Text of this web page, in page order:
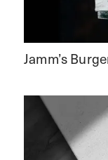
Jamm’s